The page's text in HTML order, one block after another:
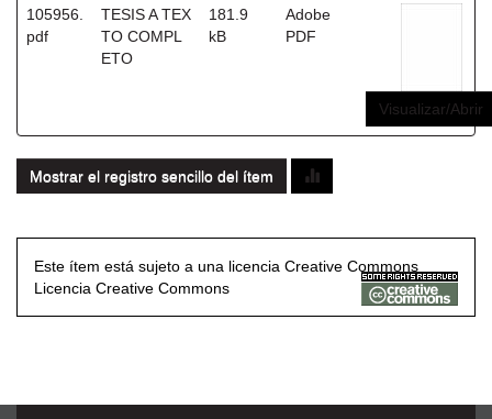
105956.
pdf
TESIS A TEX
TO COMPL
ETO
181.9
kB
Adobe
PDF
Visualizar/Abrir
Mostrar el registro sencillo del ítem
Este ítem está sujeto a una licencia Creative Commons
Licencia Creative Commons